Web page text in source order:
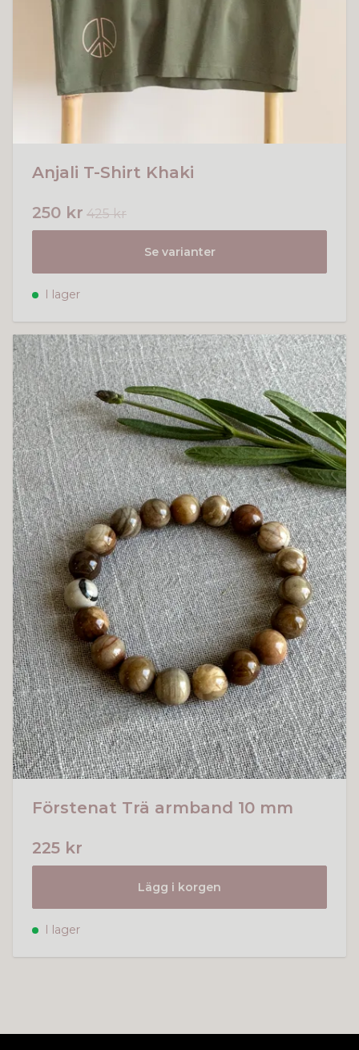
Anjali T-Shirt Khaki
250 kr 425 kr
Se varianter
I lager
Förstenat Trä armband 10 mm
225 kr
Lägg i korgen
I lager